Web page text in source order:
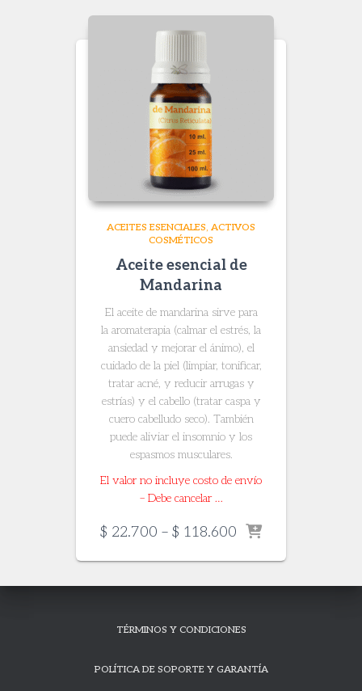
$ 49.000
ACEITES ESENCIALES ACTIVOS
COSMÉTICOS
Aceite esencial de
Mandarina
El aceite de mandarina sirve para
la aromaterapia (calmar el estrés, la
ansiedad y mejorar el ánimo), el
cuidado de la piel (limpiar, tonificar,
tratar acné, y reducir arrugas y
estrías) y el cabello (tratar caspa y
cuero cabelludo seco). También
puede aliviar el insomnio y los
espasmos musculares.
El valor no incluye costo de envío
– Debe cancelar …
$ 22.700 – $ 118.600 Price
$ 22.700
through
TÉRMINOS Y CONDICIONES
POLÍTICA DE SOPORTE Y GARANTÍA